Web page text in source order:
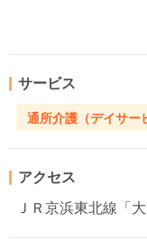
サービス
通所介護（デイサー
アクセス
ＪＲ京浜東北線「